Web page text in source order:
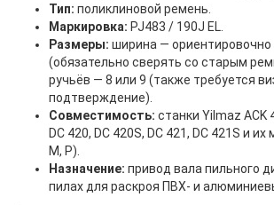
Тип: поликлиновой ремень.
Маркировка: PJ483 / 190J EL.
Размеры: ширина —
(обязательно сверять со старым
ручьёв — 8 или 9 (также требуется
подтверждение).
Совместимость: станки Yilmaz ACK
DC 420, DC 420S, DC 421, DC 421S и
M, P).
Назначение: привод вала пильного
пилах для раскроя ПВХ‑ и